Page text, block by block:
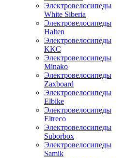
Электровелосипеды
White Siberia
Электровелосипеды
Halten
Электровелосипеды
KKC
Электровелосипеды
Minako
Электровелосипеды
Zaxboard
Электровелосипеды
Elbike
Электровелосипеды
Eltreco
Электровелосипеды
Suborbox
Электровелосипеды
Samik